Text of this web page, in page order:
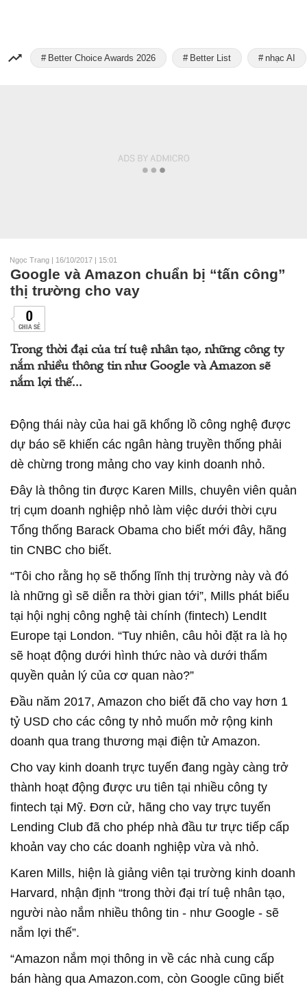
Better Choice Awards 2026 Better List nhạc AI
Ngọc Trang | 16/10/2017 | 15:01
Google và Amazon chuẩn bị “tấn công”
thị trường cho vay
0
CHIA SẺ
Trong thời đại của trí tuệ nhân tạo, những công ty
nắm nhiều thông tin như Google và Amazon sẽ
nắm lợi thế...
Động thái này của hai gã khổng lồ công nghệ được
dự báo sẽ khiến các ngân hàng truyền thống phải
dè chừng trong mảng cho vay kinh doanh nhỏ.
Đây là thông tin được Karen Mills, chuyên viên quản
trị cụm doanh nghiệp nhỏ làm việc dưới thời cựu
Tổng thống Barack Obama cho biết mới đây, hãng
tin CNBC cho biết.
“Tôi cho rằng họ sẽ thống lĩnh thị trường này và đó
là những gì sẽ diễn ra thời gian tới”, Mills phát biểu
tại hội nghị công nghệ tài chính (fintech) LendIt
Europe tại London. “Tuy nhiên, câu hỏi đặt ra là họ
sẽ hoạt động dưới hình thức nào và dưới thẩm
quyền quản lý của cơ quan nào?”
Đầu năm 2017, Amazon cho biết đã cho vay hơn 1
tỷ USD cho các công ty nhỏ muốn mở rộng kinh
doanh qua trang thương mại điện tử Amazon.
Cho vay kinh doanh trực tuyến đang ngày càng trở
thành hoạt động được ưu tiên tại nhiều công ty
fintech tại Mỹ. Đơn cử, hãng cho vay trực tuyến
Lending Club đã cho phép nhà đầu tư trực tiếp cấp
khoản vay cho các doanh nghiệp vừa và nhỏ.
Karen Mills, hiện là giảng viên tại trường kinh doanh
Harvard, nhận định “trong thời đại trí tuệ nhân tạo,
người nào nắm nhiều thông tin - như Google - sẽ
nắm lợi thế”.
“Amazon nắm mọi thông in về các nhà cung cấp
bán hàng qua Amazon.com, còn Google cũng biết